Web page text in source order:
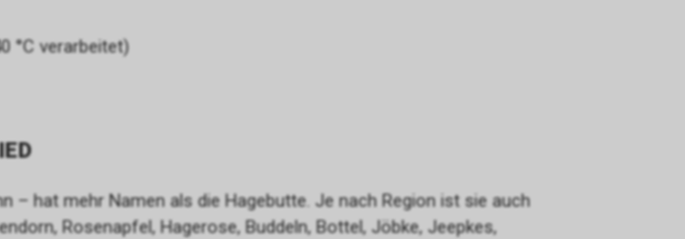
°C verarbeitet)
– hat mehr Namen als die Hagebutte. Je nach Region ist sie auch
Rosenapfel, Hagerose, Buddeln, Bottel, Jöbke, Jeepkes,